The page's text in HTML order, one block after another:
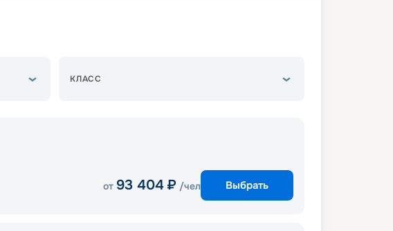
КЛАСС
от 93 404 ₽ /чел Выбрать